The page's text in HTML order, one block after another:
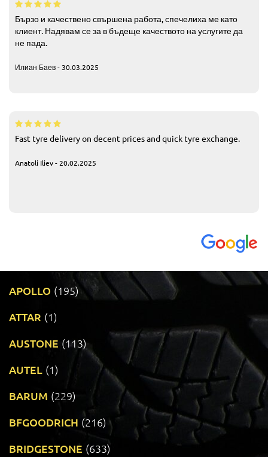
Бързо и качествено свършена работа, спечелиха ме като
клиент. Надявам се за в бъдеще качеството на услугите да
не пада.
Илиан Баев - 30.03.2025
Fast tyre delivery on decent prices and quick tyre exchange.
Anatoli Iliev - 20.02.2025
APOLLO (195)
ATTAR (1)
AUSTONE (113)
AUTEL (1)
BARUM (229)
BFGOODRICH (216)
BRIDGESTONE (633)